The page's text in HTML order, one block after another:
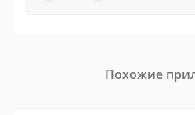
Похожие